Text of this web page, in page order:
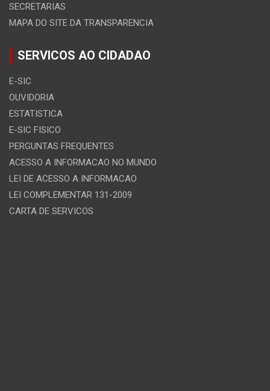
SECRETARIAS
MAPA DO SITE DA TRANSPARENCIA
SERVICOS AO CIDADAO
E-SIC
OUVIDORIA
ESTATISTICA
E-SIC FISICO
PERGUNTAS FREQUENTES
ACESSO A INFORMACAO NO MUNDO
LEI DE ACESSO A INFORMACAO
LEI COMPLEMENTAR 131-2009
CARTA DE SERVICOS